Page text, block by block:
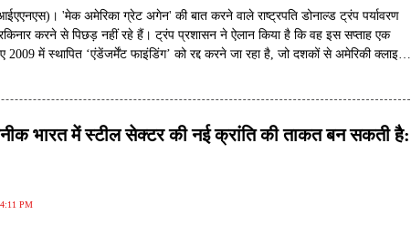
'मेक अमेरिका ग्रेट अगेन' की बात करने वाले राष्ट्रपति डोनाल्ड ट्रंप पर्यावरण
करने से पिछड़ नहीं रहे हैं। ट्रंप प्रशासन ने ऐलान किया है कि वह इस सप्ताह एक
2009 में स्थापित ‘एंडेंजर्मेंट फाइंडिंग’ को रद्द करने जा रहा है, जो दशकों से अमेरिकी क्लाइमेट
भारत में स्टील सेक्टर की नई क्रांति की ताकत बन सकती है:
PM